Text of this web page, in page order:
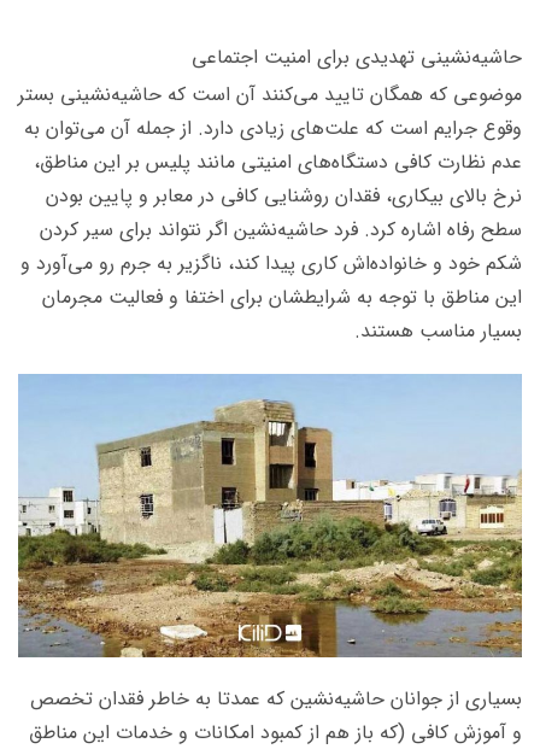
حاشیه‌نشینی تهدیدی برای امنیت اجتماعی
موضوعی که همگان تایید می‌کنند آن است که حاشیه‌نشینی بستر
وقوع جرایم است که علت‌های زیادی دارد. از جمله‌ آن می‌توان به
عدم نظارت کافی دستگاه‌های امنیتی مانند پلیس بر این مناطق،
نرخ بالای بیکاری، فقدان روشنایی کافی در معابر و پایین بودن
سطح رفاه اشاره کرد. فرد حاشیه‌نشین اگر نتواند برای سیر کردن
شکم خود و خانواده‌اش کاری پیدا کند، ناگزیر به جرم رو می‌آورد و
این مناطق با توجه به شرایطشان برای اختفا و فعالیت مجرمان
بسیار مناسب هستند.
بسیاری از جوانان حاشیه‌نشین که عمدتا به خاطر فقدان تخصص
و آموزش کافی (که باز هم از کمبود امکانات و خدمات این مناطق